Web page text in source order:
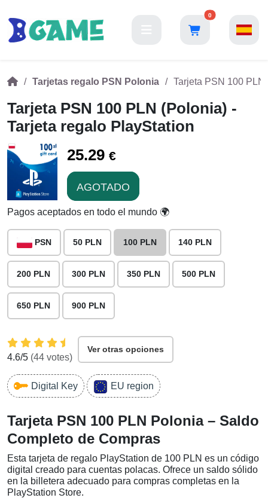
0
Tarjetas regalo PSN Polonia Tarjeta PSN 100
Tarjeta PSN 100 PLN (Polonia) -
Tarjeta regalo PlayStation
25.29 €
AGOTADO
Pagos aceptados en todo el mundo 🌍
PSN 50 PLN 100 PLN 140 PLN
200 PLN 300 PLN 350 PLN 500 PLN
650 PLN 900 PLN
4.6/5 (44 votes)
Ver otras opciones
Digital Key EU region
Tarjeta PSN 100 PLN Polonia – Saldo
Completo de Compras
Esta tarjeta de regalo PlayStation de 100 PLN es un código
digital creado para cuentas polacas. Ofrece un saldo sólido
en la billetera adecuado para compras completas en la
PlayStation Store.